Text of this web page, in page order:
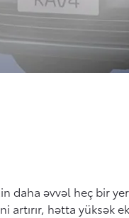
daha əvvəl heç bir
artırır, hətta yüksək